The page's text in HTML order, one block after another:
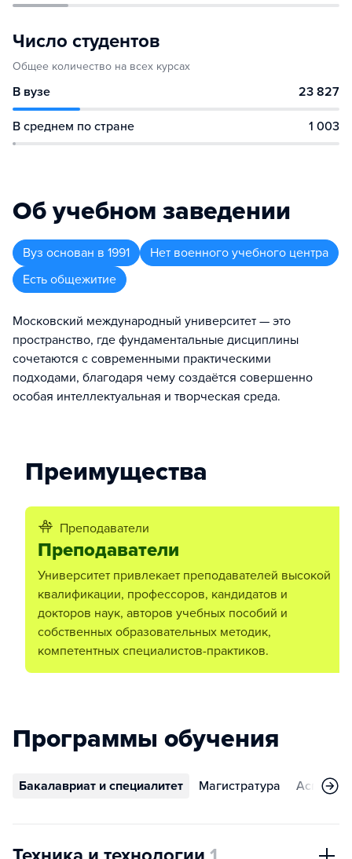
Число студентов
Общее количество на всех курсах
В вузе 23 827
В среднем по стране 1 003
Об учебном заведении
Вуз основан в 1991
Нет военного учебного центра
Есть общежитие
Московский международный университет — это
пространство, где фундаментальные дисциплины
сочетаются с современными практическими
подходами, благодаря чему создаётся совершенно
особая интеллектуальная и творческая среда.
Преимущества
Преподаватели
Преподаватели
Университет привлекает преподавателей высокой
квалификации, профессоров, кандидатов и
докторов наук, авторов учебных пособий и
собственных образовательных методик,
компетентных специалистов-практиков.
Программы обучения
Бакалавриат и специалитет Магистратура